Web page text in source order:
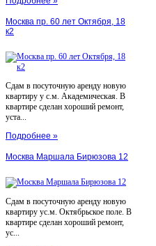
Москва пр. 60 лет Октября, 18
к2
Сдам в посуточную аренду новую
квартиру у с.м. Академическая. В
квартире сделан хороший ремонт,
уста...
Подробнее »
Москва Маршала Бирюзова 12
Сдам в посуточную аренду новую
квартиру ус.м. Октябрьское поле. В
квартире сделан хороший ремонт,
ус...